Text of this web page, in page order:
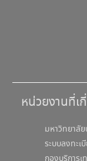
หน่วยงานที่เ
มหาวิทยาลัย
ระบบลงทะเ
กองบริการเ